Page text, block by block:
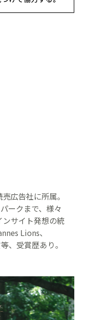
広告社に所属。
ークまで、様々
サイト発想の統
Lions、
、受賞歴あり。